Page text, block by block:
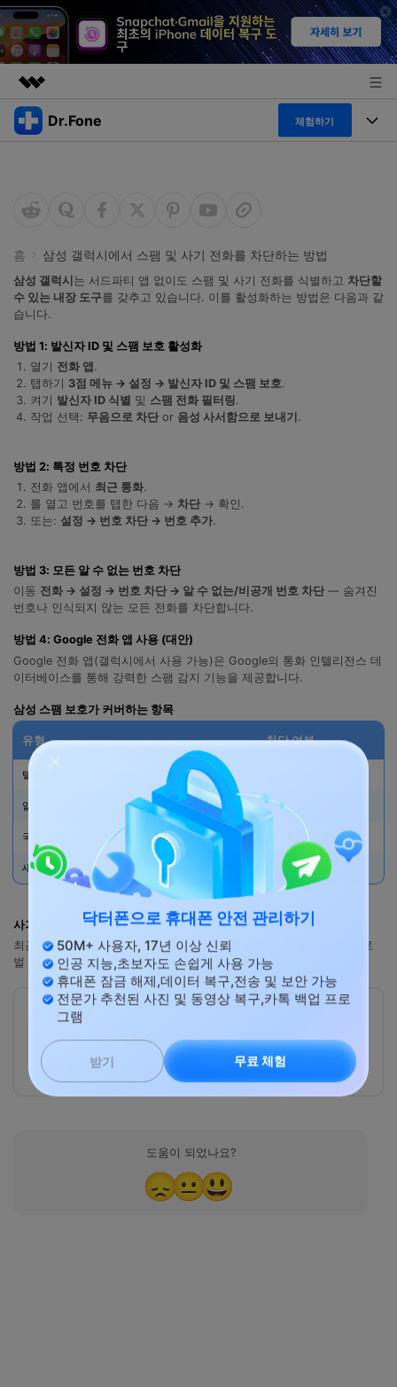
주요 제품
개요
회사 소개
뉴스룸
플랜 및 가격
도움말 센터
Dr.Fone 체험하기
특징
폴 툴킷 보기 >
프로그램
데스크탑
모바일
더 보기
탐색 및 발견
닥터폰 하이라이트 살펴보기
고객 지원 센터
리소스
다운로드 센터
공식 설치 파일 및 최신 버전 업데이트를 제공
합니다.
리소스 허브
3,000개 이상의 사용 가이드, 전문가 팁 및 최
사용 가이드
🔓️온라인 잠금 해제
iOS26 다운그레이드
검색하기
홈 삼성 갤럭시에서 스팸 및 사기 전화를 차단하는 방법
삼성 갤럭시 는 서드파티 앱 없이도 스팸 및 사기 전화를 식별하고 차단할
수 있는 내장 도구를 갖추고 있습니다. 이를 활성화하는 방법은 다음과 같
습니다.
방법 1: 발신자 ID 및 스팸 보호 활성화
열기 전화 앱 .
탭하기 3점 메뉴 → 설정 → 발신자 ID 및 스팸 보호.
켜기 발신자 ID 식별 및 스팸 전화 필터링.
작업 선택: 무음으로 차단or 음성 사서함으로 보내기 .
방법 2: 특정 번호 차단
전화 앱에서 최근 통화.
를 열고 번호를 탭한 다음 → 차단→ 확인.
또는: 설정 → 번호 차단 → 번호 추가.
방법 3: 모든 알 수 없는 번호 차단
이동 전화 → 설정 → 번호 차단 → 알 수 없는/비공개 번호 차단 — 숨겨진
번호나 인식되지 않는 모든 전화를 차단합니다.
방법 4: Google 전화 앱 사용 (대안)
Google 전화 앱(갤럭시에서 사용 가능)은 Google의 통화 인텔리전스 데
이터베이스를 통해 강력한 스팸 감지 기능을 제공합니다.
삼성 스팸 보호가 커버하는 항목
유형 차단 여부
텔레마케팅/자동 녹음 전화
알려진 사기 번호 ✅ 예
국제 스팸 ✅ 부분적으로
새로운 미등록 사기 번호 ⚠️ 일부 누락될 수 있음
사기 전화 신고
최근 통화에서 번호를 탭한 다음 →스팸으로 신고
— 이는 삼성의 글로
벌 스팸 데이터베이스에 기여합니다.
관련 내용
iPhone 알람을 설정하는 방법은 무엇입니까?
AirPods 오프라인일 때 어떻게 찾을 수 있을까요?
도움이 되었나요?
😞😐😃
닥터폰으로 휴대폰 안전 관리하기
50M+ 사용자, 17년 이상 신뢰
인공 지능,초보자도 손쉽게 사용 가능
휴대폰 잠금 해제,데이터 복구,전송 및 보안 가능
전문가 추천된 사진 및 동영상 복구,카톡 백업 프로